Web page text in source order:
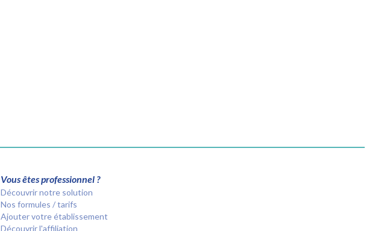
Vous êtes professionnel ?
Découvrir notre solution
Nos formules / tarifs
Ajouter votre établissement
Découvrir l'affiliation